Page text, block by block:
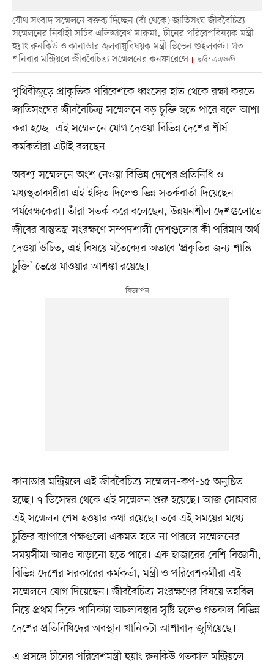
যৌথ সংবাদ সম্মেলনে বক্তব্য দিচ্ছেন (বাঁ থেকে) জাতিসংঘ জীববৈচিত্র্য
সম্মেলনের নির্বাহী সচিব এলিজাবেথ মারুমা, চীনের পরিবেশবিষয়ক মন্ত্রী
হুয়াং রুনকিউ ও কানাডার জলবায়ুবিষয়ক মন্ত্রী স্টিভেন গুইলবল্ট। গত
শনিবার মন্ট্রিয়লে জীববৈচিত্র্য সম্মেলনের কনফারেন্সে
ছবি: এএফপি
পৃথিবীজুড়ে প্রাকৃতিক পরিবেশকে ধ্বংসের হাত থেকে রক্ষা করতে
জাতিসংঘের জীববৈচিত্র্য সম্মেলনে বড় চুক্তি হতে পারে বলে আশা
করা হচ্ছে। এই সম্মেলনে যোগ দেওয়া বিভিন্ন দেশের শীর্ষ
কর্মকর্তারা এটাই বলছেন।
অবশ্য সম্মেলনে অংশ নেওয়া বিভিন্ন দেশের প্রতিনিধি ও
মধ্যস্থতাকারীরা এই ইঙ্গিত দিলেও ভিন্ন সতর্কবার্তা দিয়েছেন
পর্যবেক্ষকেরা। তাঁরা সতর্ক করে বলেছেন, উন্নয়নশীল দেশগুলোতে
জীবের বাস্তুতন্ত্র সংরক্ষণে সম্পদশালী দেশগুলোর কী পরিমাণ অর্থ
দেওয়া উচিত, এই বিষয়ে মতৈক্যের অভাবে ‘প্রকৃতির জন্য শান্তি
চুক্তি’ ভেস্তে যাওয়ার আশঙ্কা রয়েছে।
কানাডার মন্ট্রিয়লে এই জীববৈচিত্র্য সম্মেলন–কপ-১৫ অনুষ্ঠিত
হচ্ছে। ৭ ডিসেম্বর থেকে এই সম্মেলন শুরু হয়েছে। আজ সোমবার
এই সম্মেলন শেষ হওয়ার কথা রয়েছে। তবে এই সময়ের মধ্যে
চুক্তির ব্যাপারে পক্ষগুলো একমত হতে না পারলে সম্মেলনের
সময়সীমা আরও বাড়ানো হতে পারে। এক হাজারের বেশি বিজ্ঞানী,
বিভিন্ন দেশের সরকারের কর্মকর্তা, মন্ত্রী ও পরিবেশকর্মীরা এই
সম্মেলনে যোগ দিয়েছেন। জীববৈচিত্র্য সংরক্ষণের বিষয়ে তহবিল
নিয়ে প্রথম দিকে খানিকটা অচলাবস্থার সৃষ্টি হলেও গতকাল বিভিন্ন
দেশের প্রতিনিধিদের অবস্থান খানিকটা আশাবাদ জুগিয়েছে।
এ প্রসঙ্গে চীনের পরিবেশমন্ত্রী হুয়াং রুনকিউ গতকাল মন্ট্রিয়লে